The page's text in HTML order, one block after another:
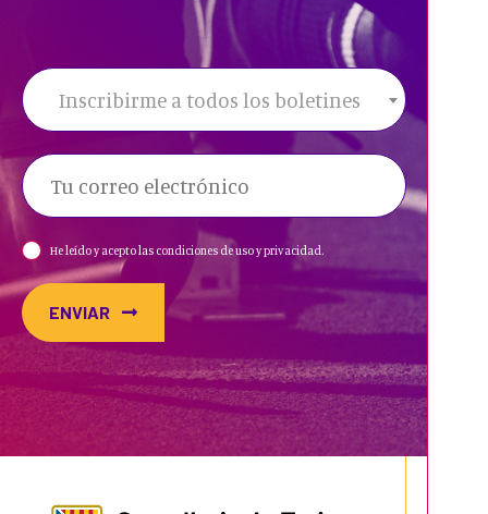
Inscribirme a todos los boletines
He leído y acepto las condiciones de uso y privacidad.
ENVIAR